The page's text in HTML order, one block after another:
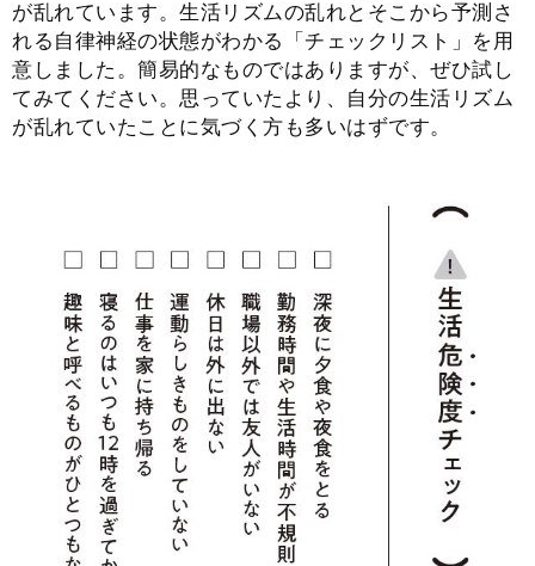
が乱れています。生活リズムの乱れとそこから予測さ
れる自律神経の状態がわかる「チェックリスト」を用
意しました。簡易的なものではありますが、ぜひ試し
てみてください。思っていたより、自分の生活リズム
が乱れていたことに気づく方も多いはずです。